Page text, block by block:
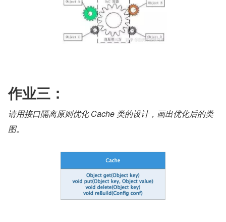
作业三：
请用接口隔离原则优化 Cache 类的设计，画出优化后的类
图。